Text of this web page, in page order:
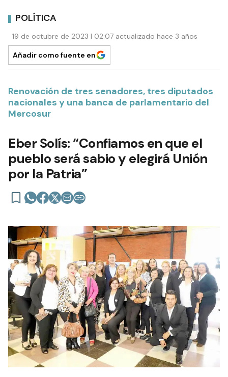
POLÍTICA
19 de octubre de 2023 | 02:07 actualizado hace 3 años
Añadir como fuente en
Renovación de tres senadores, tres diputados
nacionales y una banca de parlamentario del
Mercosur
Eber Solís: “Confiamos en que el
pueblo será sabio y elegirá Unión
por la Patria”